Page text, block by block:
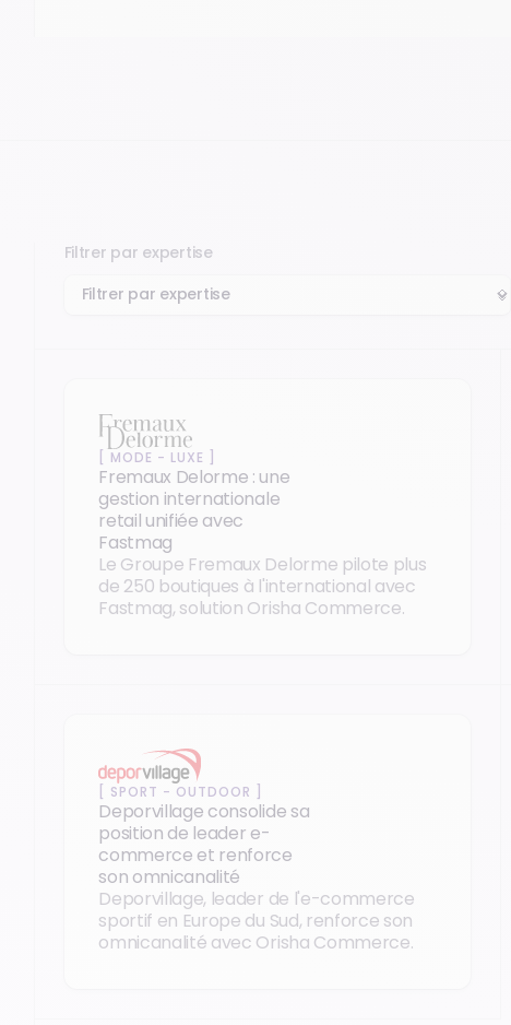
Filtrer par expertise
MODE - LUXE
Fremaux Delorme : une
gestion internationale
retail unifiée avec
Fastmag
Le Groupe Fremaux Delorme pilote plus
de 250 boutiques à l'international avec
Fastmag, solution Orisha Commerce.
SPORT - OUTDOOR
Deporvillage consolide sa
position de leader e-
commerce et renforce
son omnicanalité
Deporvillage, leader de l'e-commerce
sportif en Europe du Sud, renforce son
omnicanalité avec Orisha Commerce.